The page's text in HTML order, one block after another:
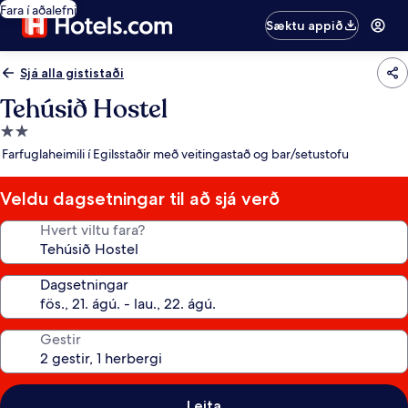
Fara í aðalefni
Sæktu appið
Sjá alla gististaði
Tehúsið Hostel
2.0
stjörnu
Farfuglaheimili í Egilsstaðir með veitingastað og bar/setustofu
Veldu dagsetningar til að sjá verð
Hvert viltu fara?
Dagsetningar
Gestir